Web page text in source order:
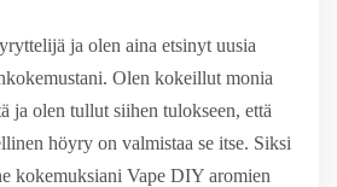
ja olen aina etsinyt uusia
Olen kokeillut monia
ja olen tullut siihen tulokseen, että
höyry on valmistaa se itse. Siksi
kokemuksiani Vape DIY aromien